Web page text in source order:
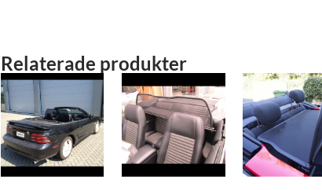
Relaterade produkter